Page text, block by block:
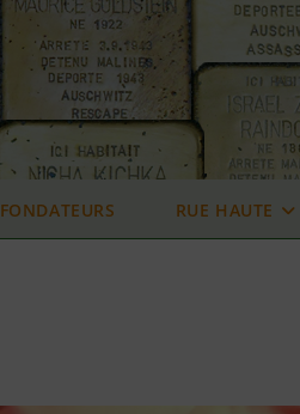
FONDATEURS RUE HAUTE